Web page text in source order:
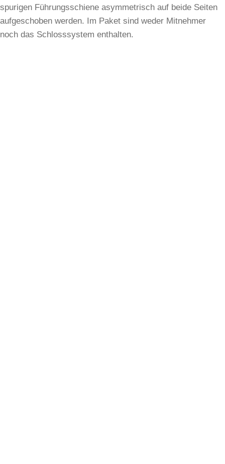
spurigen Führungsschiene asymmetrisch auf beide Seiten
aufgeschoben werden. Im Paket sind weder Mitnehmer
noch das Schlosssystem enthalten.